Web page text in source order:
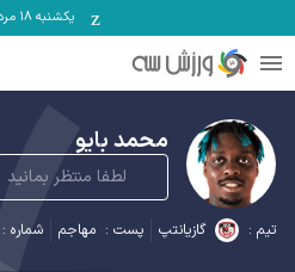
یکشنبه ۱۸ مرداد
محمد بایو
لطفا منتظر بمانید
تیم : گازیانتپ پست : مهاجم شماره :